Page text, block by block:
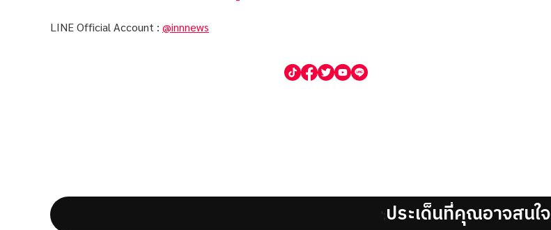
LINE Official Account : @innnews
';ประเด็นที่คุณอาจสนใจ